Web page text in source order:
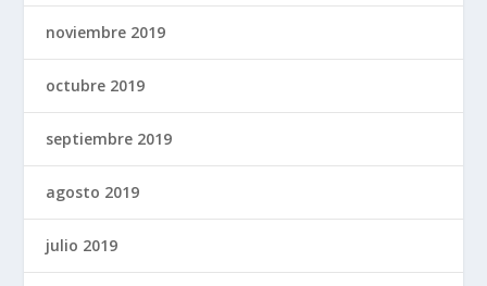
noviembre 2019
octubre 2019
septiembre 2019
agosto 2019
julio 2019